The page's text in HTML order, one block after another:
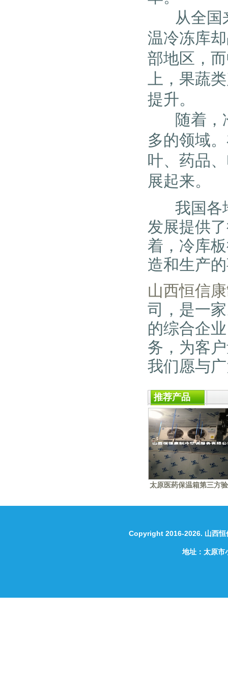
从全国来
温冷冻库
部地区，
上，果蔬
提升。
随着，冷
多的领域
叶、药品
展起来。
我国各地
发展提供
着，冷库
造和生产
山西恒信
司，是一
的综合企
务，为客
我们愿与
推荐产品
太原医药保温箱第三方
Copyright 2016-2026. 山西恒
地址：太原市